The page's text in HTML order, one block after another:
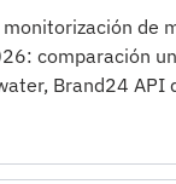
de
comparación
Brand24 API